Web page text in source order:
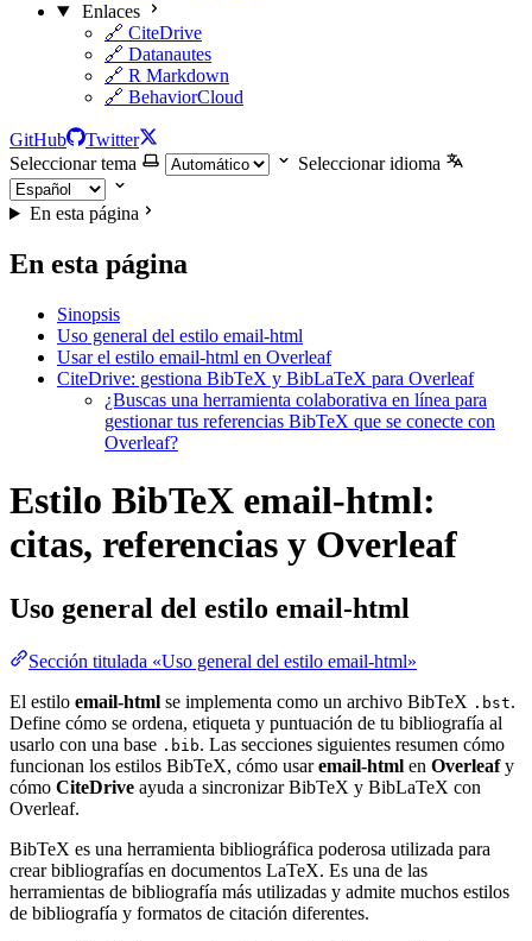
Enlaces
🔗 CiteDrive
🔗 Datanautes
🔗 R Markdown
🔗 BehaviorCloud
GitHub
Twitter
Seleccionar tema
Seleccionar idioma
En esta página
En esta página
Sinopsis
Uso general del estilo email-html
Usar el estilo email-html en Overleaf
CiteDrive: gestiona BibTeX y BibLaTeX para Overleaf
¿Buscas una herramienta colaborativa en línea para
gestionar tus referencias BibTeX que se conecte con
Overleaf?
Estilo BibTeX email-html:
citas, referencias y Overleaf
Uso general del estilo email-html
Sección titulada «Uso general del estilo email-html»
El estilo email-html se implementa como un archivo BibTeX .bst.
Define cómo se ordena, etiqueta y puntuación de tu bibliografía al
usarlo con una base .bib. Las secciones siguientes resumen cómo
funcionan los estilos BibTeX, cómo usaremail-html en Overleafy
cómo CiteDrive ayuda a sincronizar BibTeX y BibLaTeX con
Overleaf.
BibTeX es una herramienta bibliográfica poderosa utilizada para
crear bibliografías en documentos LaTeX. Es una de las
herramientas de bibliografía más utilizadas y admite muchos estilos
de bibliografía y formatos de citación diferentes.